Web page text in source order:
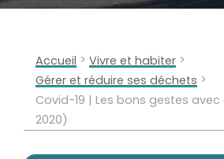
Accueil > Vivre et habiter >
Gérer et réduire ses déchets >
Covid-19 | Les bons gestes avec
2020)